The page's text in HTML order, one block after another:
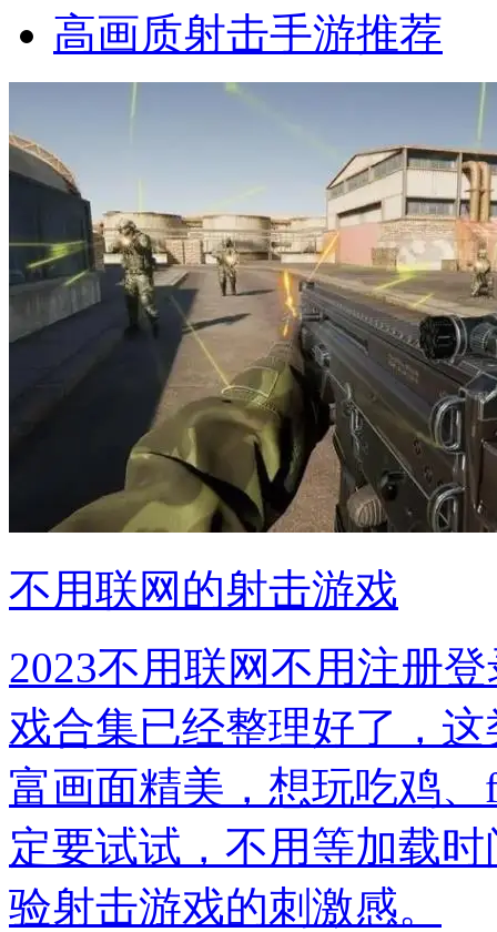
高画质射击手游推荐
不用联网的射击游戏
2023不用联网不用注册
戏合集已经整理好了，
富画面精美，想玩吃鸡
定要试试，不用等加载
验射击游戏的刺激感。